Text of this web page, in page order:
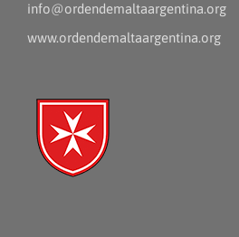
info@ordendemaltaargentina.org
www.ordendemaltaargentina.org